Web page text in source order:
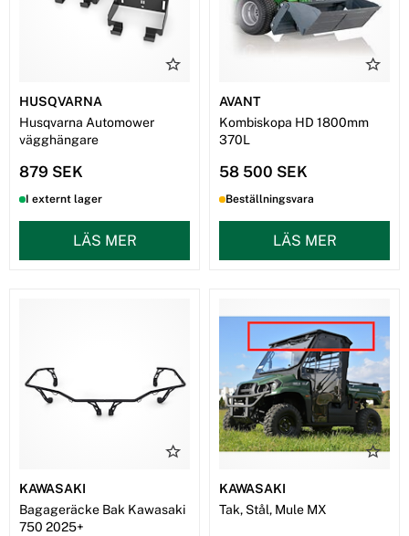
HUSQVARNA
Husqvarna Automower
vägghängare
879 SEK
I externt lager
LÄS MER
AVANT
Kombiskopa HD 1800mm
370L
58 500 SEK
Beställningsvara
LÄS MER
KAWASAKI
Bagageräcke Bak Kawasaki
750 2025+
KAWASAKI
Tak, Stål, Mule MX